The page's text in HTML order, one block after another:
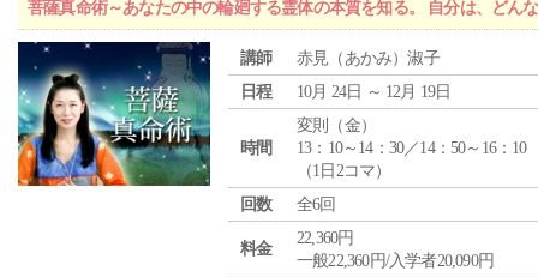
菩薩真命術～あなたの中の輪廻する霊体の本質を知る。 自分は、どん
講師
赤見（あかみ）淑子
日程
10月 24日 ～ 12月 19日
時間
変則（金）
13：10～14：30／14：50～16：10
（1日2コマ）
回数
全6回
料金
22,360円
一般22,360円/入学者20,090円